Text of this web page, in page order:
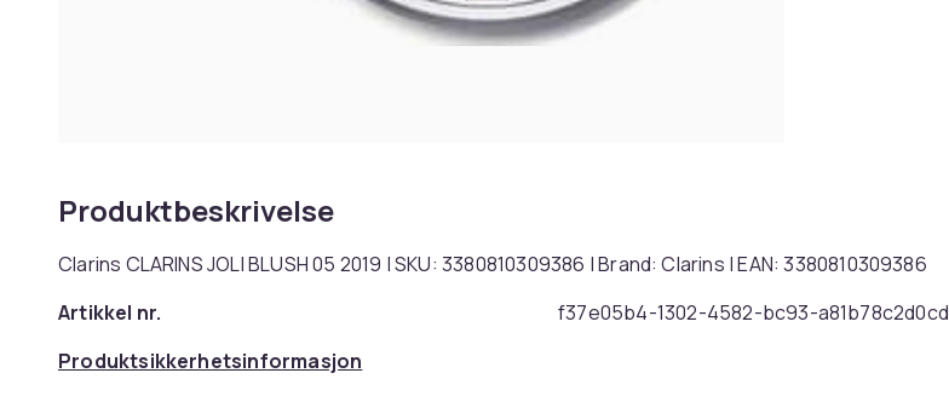
Produktbeskrivelse
Clarins CLARINS JOLI BLUSH 05 2019 | SKU: 3380810309386 | Brand: Clarins | EAN: 3380810309386
Artikkel nr.
f37e05b4-1302-4582-bc93-a81b78c2d0cd
Produktsikkerhetsinformasjon